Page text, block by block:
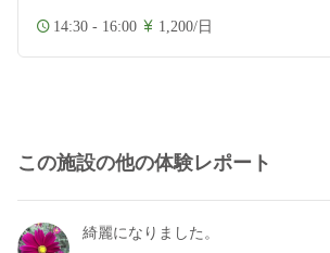
14:30 - 16:00 1,200/日
この施設の他の体験レポート
綺麗になりました。